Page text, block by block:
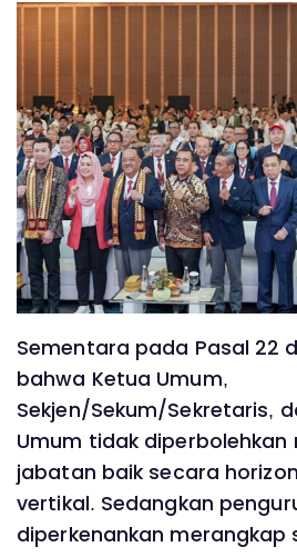
Sementara pada Pasal 22
bahwa Ketua Umum,
Sekjen/Sekum/Sekretaris,
Umum tidak diperbolehkan
jabatan baik secara
vertikal. Sedangkan
diperkenankan